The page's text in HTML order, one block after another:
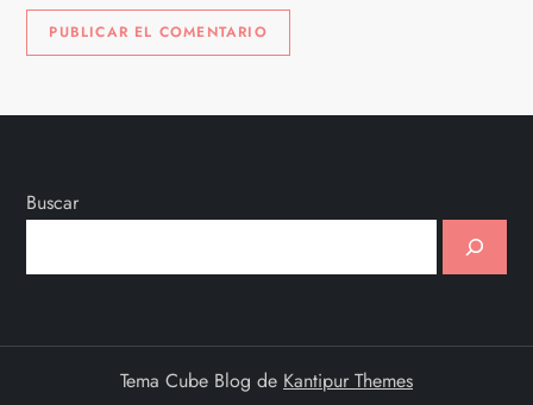
Buscar
Tema Cube Blog de Kantipur Themes